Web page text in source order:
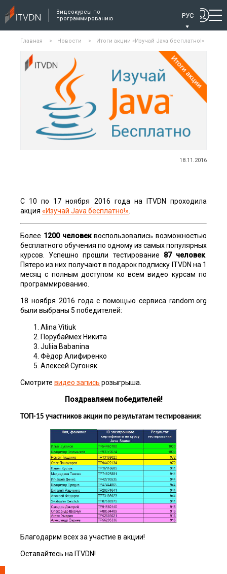
Видеокурсы по
программированию
РУС
Главная > Новости > Итоги акции «Изучай Java бесплатно!»
18.11.2016
С 10 по 17 ноября 2016 года на ITVDN проходила
акция «Изучай Java бесплатно!»
Более 1200 человеквоспользовались возможностью
бесплатного обучения по одному из самых популярных
курсов. Успешно прошли тестирование 87 человек
Пятеро из них получают в подарок подписку ITVDN на 1
месяц с полным доступом ко всем видео курсам по
программированию.
18 ноября 2016 года с помощью сервиса random.org
были выбраны 5 победителей:
Alina Vitiuk
Порубаймех Никита
Juliia Babanina
Фёдор Алифиренко
Алексей Сугоняк
Смотрите видео запись розыгрыша.
Поздравляем победителей!
ТОП-15 участников акции по результатам тестирования:
Благодарим всех за участие в акции!
Оставайтесь на ITVDN!